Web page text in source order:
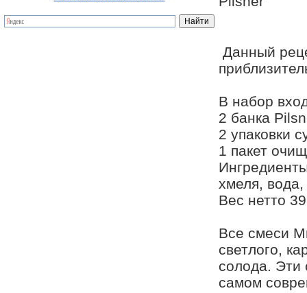
Данный
В набор
2 банка
2 упаковки
1 пакет
хмеля,
Вес нетто
Все смеси
светлого,
солода. Эти
самом